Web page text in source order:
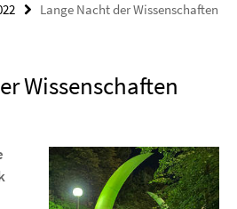
Lange Nacht der Wissenschaften
Wissenschaften